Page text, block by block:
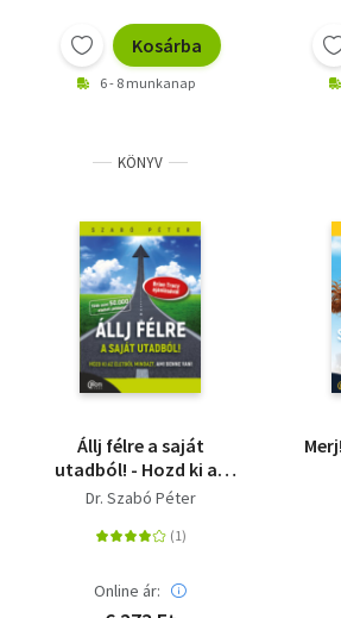
Kosárba
6 - 8 munkanap
KÖNYV
Állj félre a saját
utadból! - Hozd ki az
életedből mindazt,
Dr. Szabó Péter
Online ár: